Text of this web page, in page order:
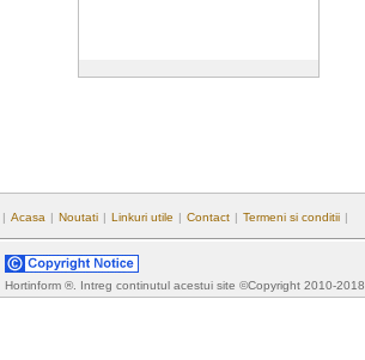
| Acasa | Noutati | Linkuri utile | Contact | Termeni si conditii |
Hortinform ®. Intreg continutul acestui site ©Copyright 2010-2018